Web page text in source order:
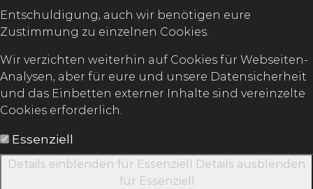
Entschuldigung, auch wir benötigen eure
Zustimmung zu einzelnen Cookies.
Wir verzichten weiterhin auf Cookies für Webseiten-
Analysen, aber für eure und unsere Datensicherheit
und das Einbetten externer Inhalte sind vereinzelte
Cookies erforderlich.
Essenziell
Details einblenden für Essenziell
Details ausblenden
für Essenziell